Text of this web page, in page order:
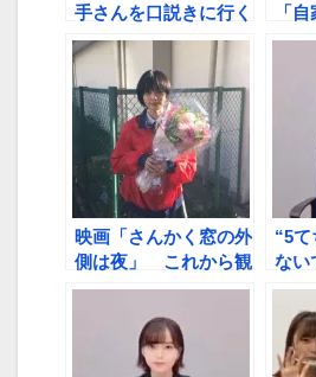
手さんを口説きに行く
プロジェクトがあっ
た」
「
リカ
映画「さんかく窓の外
側は夜」 これから観
に行きます！
“5
ない